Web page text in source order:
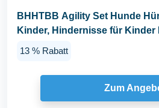
BHHTBB Agility Set Hunde
Kinder, Hindernisse für Kinder
13 % Rabatt
Zum